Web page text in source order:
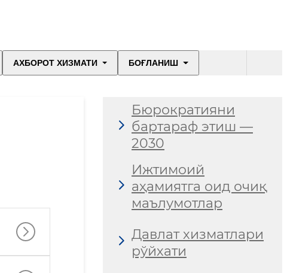
АХБОРОТ ХИЗМАТИ БОҒЛАНИШ
Бюрократияни
бартараф этиш —
2030
Ижтимоий
аҳамиятга оид очиқ
маълумотлар
Давлат хизматлари
рўйхати